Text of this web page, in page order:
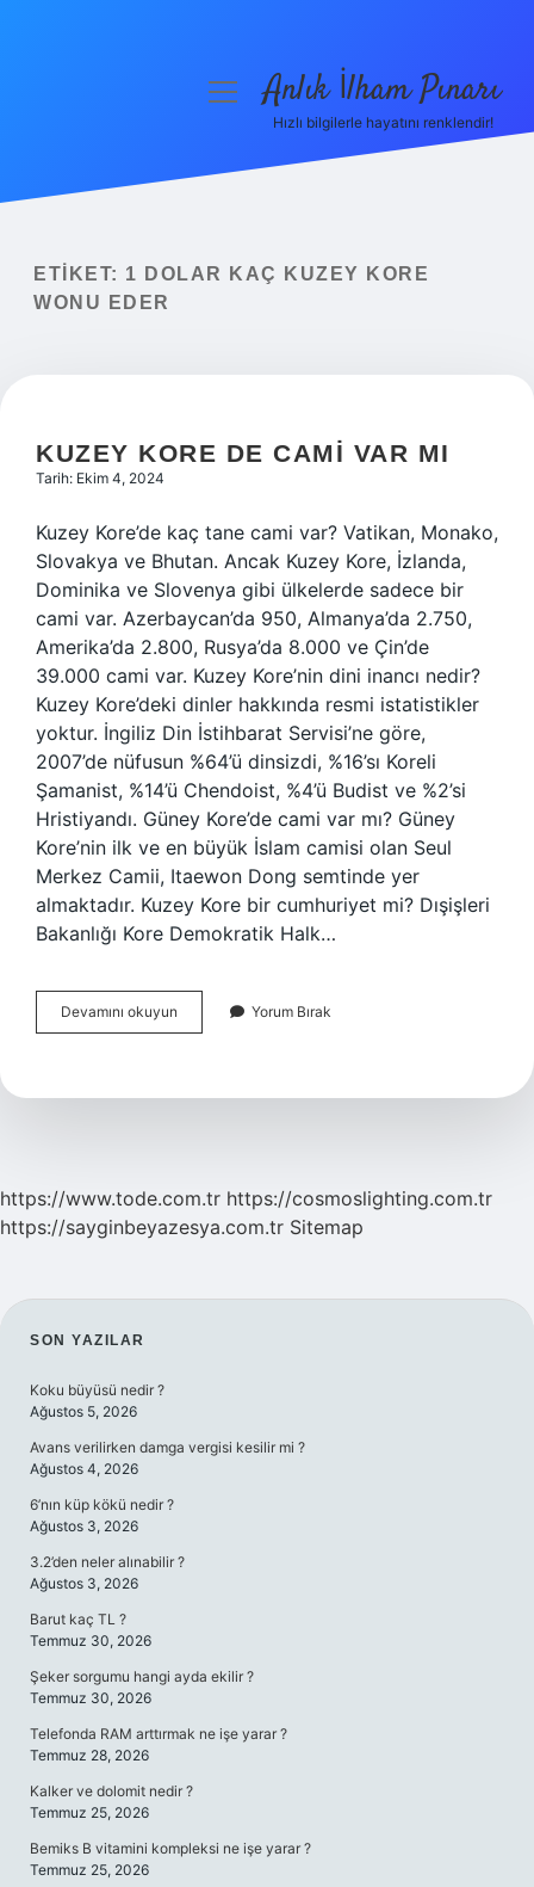
Yasal Uyarı
menüyüAnlık İlham Pınarı
Hızlı bilgilerle hayatını renklendir!
ETIKET: 1 DOLAR KAÇ KUZEY KORE
WONU EDER
KUZEY KORE DE CAMI VAR MI
Tarih: Ekim 4, 2024
Kuzey Kore’de kaç tane cami var? Vatikan, Monako,
Slovakya ve Bhutan. Ancak Kuzey Kore, İzlanda,
Dominika ve Slovenya gibi ülkelerde sadece bir
cami var. Azerbaycan’da 950, Almanya’da 2.750,
Amerika’da 2.800, Rusya’da 8.000 ve Çin’de
39.000 cami var. Kuzey Kore’nin dini inancı nedir?
Kuzey Kore’deki dinler hakkında resmi istatistikler
yoktur. İngiliz Din İstihbarat Servisi’ne göre,
2007’de nüfusun %64’ü dinsizdi, %16’sı Koreli
Şamanist, %14’ü Chendoist, %4’ü Budist ve %2’si
Hristiyandı. Güney Kore’de cami var mı? Güney
Kore’nin ilk ve en büyük İslam camisi olan Seul
Merkez Camii, Itaewon Dong semtinde yer
almaktadır. Kuzey Kore bir cumhuriyet mi? Dışişleri
Bakanlığı Kore Demokratik Halk…
Devamını okuyun
Kore
Var
Yorum Bırak
https://www.tode.com.tr https://cosmoslighting.com.tr
https://sayginbeyazesya.com.tr Sitemap
SIDEBAR
SON YAZILAR
Koku büyüsü nedir ?
Ağustos 5, 2026
Avans verilirken damga vergisi kesilir mi ?
Ağustos 4, 2026
6’nın küp kökü nedir ?
Ağustos 3, 2026
3.2’den neler alınabilir ?
Ağustos 3, 2026
Barut kaç TL ?
Temmuz 30, 2026
Şeker sorgumu hangi ayda ekilir ?
Temmuz 30, 2026
Telefonda RAM arttırmak ne işe yarar ?
Temmuz 28, 2026
Kalker ve dolomit nedir ?
Temmuz 25, 2026
Bemiks B vitamini kompleksi ne işe yarar ?
Temmuz 25, 2026